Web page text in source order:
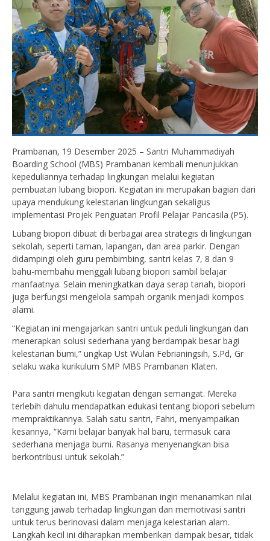
Prambanan, 19 Desember 2025 – Santri Muhammadiyah
Boarding School (MBS) Prambanan kembali menunjukkan
kepeduliannya terhadap lingkungan melalui kegiatan
pembuatan lubang biopori. Kegiatan ini merupakan bagian dari
upaya mendukung kelestarian lingkungan sekaligus
implementasi Projek Penguatan Profil Pelajar Pancasila (P5).
Lubang biopori dibuat di berbagai area strategis di lingkungan
sekolah, seperti taman, lapangan, dan area parkir. Dengan
didampingi oleh guru pembimbing, santri kelas 7, 8 dan 9
bahu-membahu menggali lubang biopori sambil belajar
manfaatnya. Selain meningkatkan daya serap tanah, biopori
juga berfungsi mengelola sampah organik menjadi kompos
alami.
“Kegiatan ini mengajarkan santri untuk peduli lingkungan dan
menerapkan solusi sederhana yang berdampak besar bagi
kelestarian bumi,” ungkap Ust Wulan Febrianingsih, S.Pd, Gr
selaku waka kurikulum SMP MBS Prambanan Klaten.
Para santri mengikuti kegiatan dengan semangat. Mereka
terlebih dahulu mendapatkan edukasi tentang biopori sebelum
mempraktikannya. Salah satu santri, Fahri, menyampaikan
kesannya, “Kami belajar banyak hal baru, termasuk cara
sederhana menjaga bumi. Rasanya menyenangkan bisa
berkontribusi untuk sekolah.”
Melalui kegiatan ini, MBS Prambanan ingin menanamkan nilai
tanggung jawab terhadap lingkungan dan memotivasi santri
untuk terus berinovasi dalam menjaga kelestarian alam.
Langkah kecil ini diharapkan memberikan dampak besar, tidak